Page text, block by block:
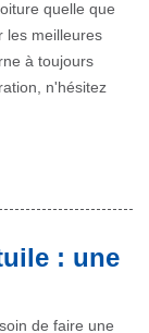
quelle que
les meilleures
à toujours
n'hésitez
: une
de faire une